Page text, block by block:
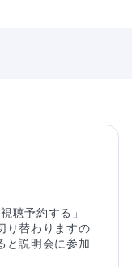
聴予約する」
り替わりますの
と説明会に参加